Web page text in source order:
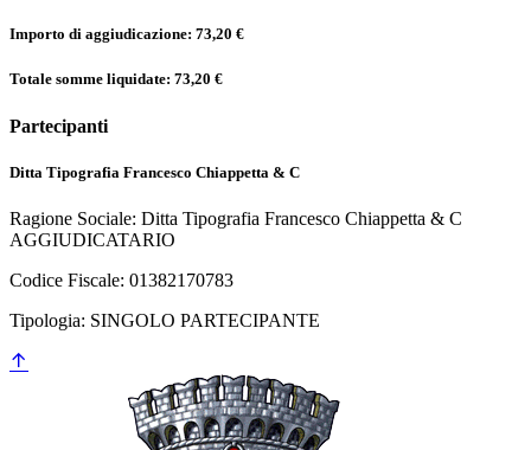
Importo di aggiudicazione: 73,20 €
Totale somme liquidate: 73,20 €
Partecipanti
Ditta Tipografia Francesco Chiappetta & C
Ragione Sociale: Ditta Tipografia Francesco Chiappetta & C
AGGIUDICATARIO
Codice Fiscale: 01382170783
Tipologia: SINGOLO PARTECIPANTE